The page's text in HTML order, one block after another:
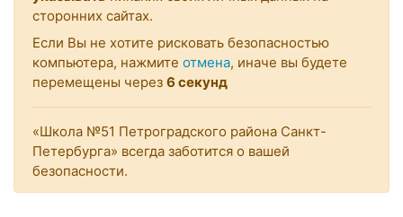
сторонних сайтах.
Если Вы не хотите рисковать безопасностью
компьютера, нажмите отмена, иначе вы будете
перемещены через 6 секунд
«Школа №51 Петроградского района Санкт-
Петербурга» всегда заботится о вашей
безопасности.